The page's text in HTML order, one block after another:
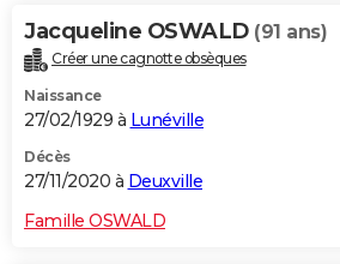
Jacqueline OSWALD (91 ans)
Créer une cagnotte obsèques
Naissance
27/02/1929 à Lunéville
Décès
27/11/2020 à Deuxville
Famille OSWALD